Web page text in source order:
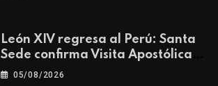
León XIV regresa al Perú: Santa
Sede confirma Visita Apostólica
del 11 al 17 de noviembre
05/08/2026